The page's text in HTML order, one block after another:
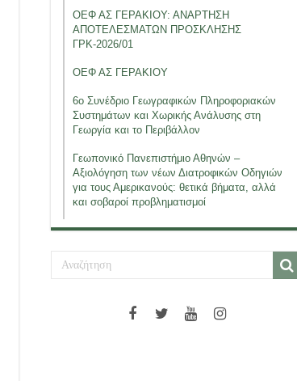
ΟΕΦ ΑΣ ΓΕΡΑΚΙΟΥ: ΑΝΑΡΤΗΣΗ
ΑΠΟΤΕΛΕΣΜΑΤΩΝ ΠΡΟΣΚΛΗΣΗΣ
ΓΡΚ-2026/01
ΟΕΦ ΑΣ ΓΕΡΑΚΙΟΥ
6ο Συνέδριο Γεωγραφικών Πληροφοριακών
Συστημάτων και Χωρικής Ανάλυσης στη
Γεωργία και το Περιβάλλον
Γεωπονικό Πανεπιστήμιο Αθηνών –
Αξιολόγηση των νέων Διατροφικών Οδηγιών
για τους Αμερικανούς: θετικά βήματα, αλλά
και σοβαροί προβληματισμοί